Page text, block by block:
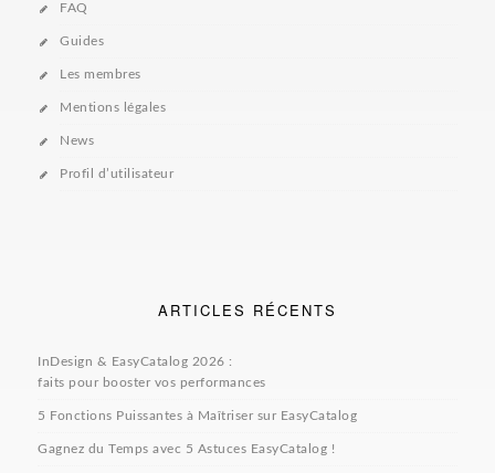
FAQ
Guides
Les membres
Mentions légales
News
Profil d’utilisateur
ARTICLES RÉCENTS
InDesign & EasyCatalog 2026 :
faits pour booster vos performances
5 Fonctions Puissantes à Maîtriser sur EasyCatalog
Gagnez du Temps avec 5 Astuces EasyCatalog !